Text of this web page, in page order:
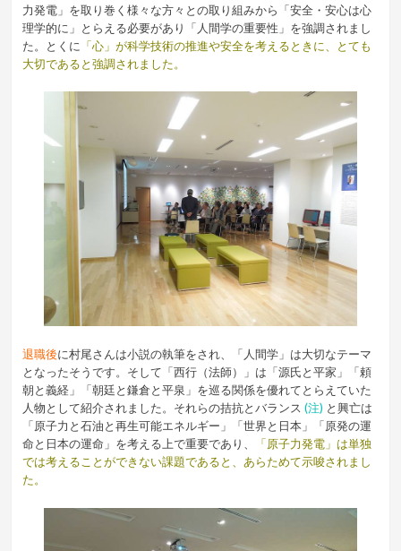
力発電」を取り巻く様々な方々との取り組みから「安全・安心は心
理学的に」とらえる必要があり「人間学の重要性」を強調されまし
た。とくに 「心」が科学技術の推進や安全を考えるときに、とても
大切であると強調されました。
退職後に村尾さんは小説の執筆をされ、「人間学」は大切なテーマ
となったそうです。そして「西行（法師）」は「源氏と平家」「頼
朝と義経」「朝廷と鎌倉と平泉」を巡る関係を優れてとらえていた
人物として紹介されました。それらの拮抗とバランス(注) と興亡は
「原子力と石油と再生可能エネルギー」「世界と日本」「原発の運
命と日本の運命」を考える上で重要であり、
「原子力発電」は単独
では考えることができない課題であると、あらためて示唆されまし
た。